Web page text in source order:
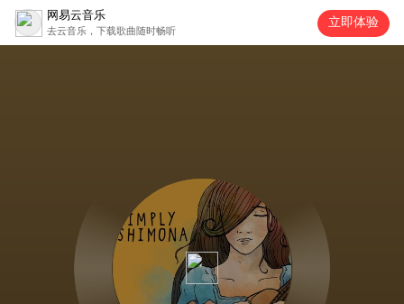
网易云音乐
去云音乐，下载歌曲随时畅听
立即体验